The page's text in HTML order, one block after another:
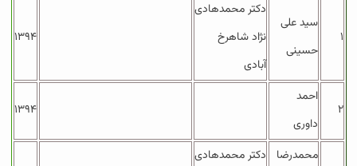
۱
سید علی
حسینی
دکتر محمدهادی
نژاد شاهرخ
آبادی
۱۳۹۴
۲
احمد
داوری
۱۳۹۴
محمدرضا
دکتر محمدهادی